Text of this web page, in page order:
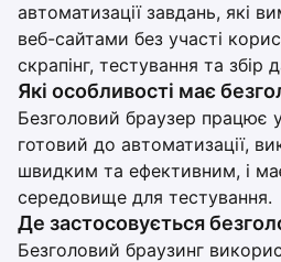
автоматизації завдань, які
веб-сайтами без участі
скрапінг, тестування та збір
Які особливості має
Безголовий браузер працює
готовий до автоматизації,
швидким та ефективним, і
середовище для тестування.
Де застосовується
Безголовий браузинг